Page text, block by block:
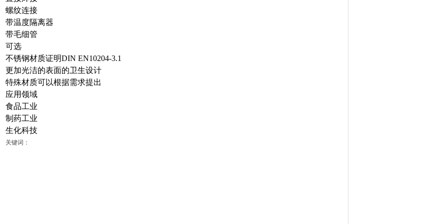
螺纹连接
带温度隔离器
带毛细管
可选
不锈钢材质证明DIN EN10204-3.1
更加光洁的表面的卫生设计
特殊材质可以根据需求提出
应用领域
食品工业
制药工业
生化科技
关键词：